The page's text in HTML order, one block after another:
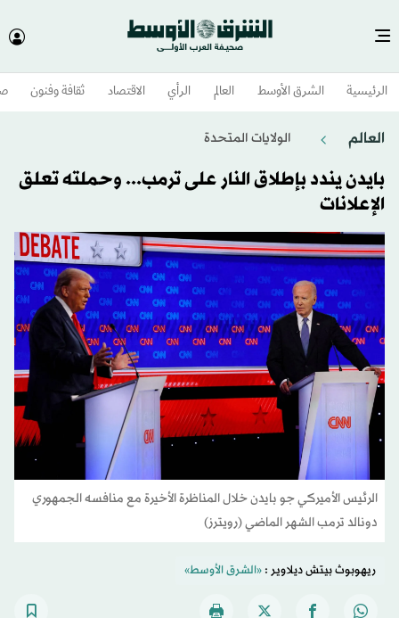
الرئيسية الشرق الأوسط​ العالم الرأي الاقتصاد ثقافة وفنون
العالم الولايات المتحدة​
بايدن يندد بإطلاق النار على ترمب... وحملته تعلق
الإعلانات
الرئيس الأميركي جو بايدن خلال المناظرة الأخيرة مع منافسه الجمهوري
دونالد ترمب الشهر الماضي (رويترز)
ريهوبوث بيتش ديلاوير :«الشرق الأوسط»